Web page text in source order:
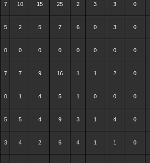
7 10 15 25 2 3 3 0
5 2 5 7 6 0 3 0
0 0 0 0 0 0 0 0
7 7 9 16 1 1 2 0
0 1 4 5 1 0 0 0
5 5 4 9 3 1 4 0
3 4 2 6 4 1 1 0